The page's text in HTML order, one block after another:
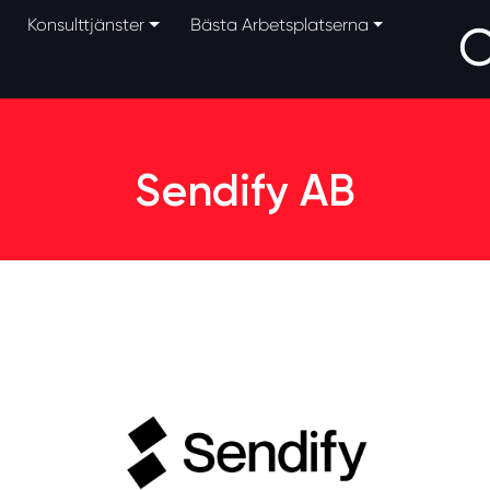
Konsulttjänster Bästa Arbetsplatserna
Sendify AB